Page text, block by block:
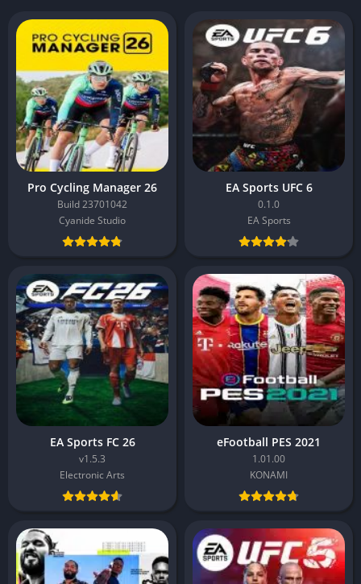
Pro Cycling Manager 26
Build 23701042
Cyanide Studio
EA Sports UFC 6
0.1.0
EA Sports
EA Sports FC 26
v1.5.3
Electronic Arts
eFootball PES 2021
1.01.00
KONAMI